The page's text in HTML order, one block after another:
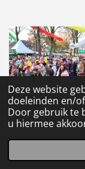
Deze website
doeleinden en/
Door gebruik te
u hiermee